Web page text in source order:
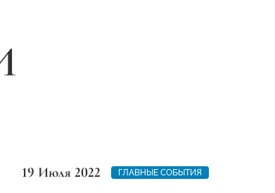
19 Июля 2022 ГЛАВНЫЕ СОБЫТИЯ